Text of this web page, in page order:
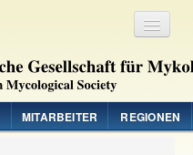
MITARBEITER REGIONEN